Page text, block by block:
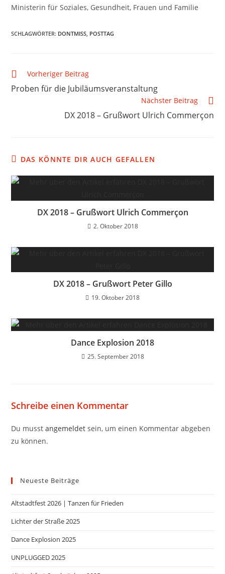
Ministerin für Soziales, Gesundheit, Frauen und Familie
SCHLAGWÖRTER: DONTMISS, POSTTAG
Vorheriger Beitrag
Proben für die Jubiläumsveranstaltung
Nächster Beitrag
DX 2018 – Grußwort Ulrich Commerçon
DAS KÖNNTE DIR AUCH GEFALLEN
DX 2018 – Grußwort Ulrich Commerçon
2. Oktober 2018
DX 2018 – Grußwort Peter Gillo
19. Oktober 2018
Dance Explosion 2018
25. September 2018
Schreibe einen Kommentar
Du musstangemeldet sein, um einen Kommentar abgeben
zu können.
Neueste Beiträge
Altstadtfest 2026 | Tanzen für Frieden
Lichter der Straße 2025
Dance Explosion 2025
UNPLUGGED 2025